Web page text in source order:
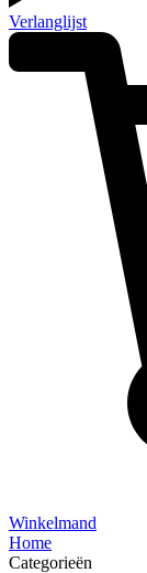
Verlanglijst
Winkelmand
Home
Categorieën